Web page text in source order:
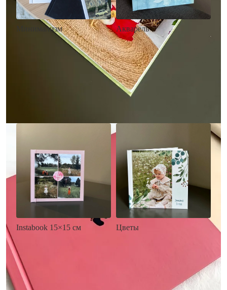
Минимализм
• Загрузка фото и текста
Акварель
• Декор в стиле
акварельных красок
• Выбор цвета фона
• Загрузка фото и текста
Заказать
Instabook 15×15 см
• Выбор цвета фона
• Загрузка фото и текста
Заказать
Цветы